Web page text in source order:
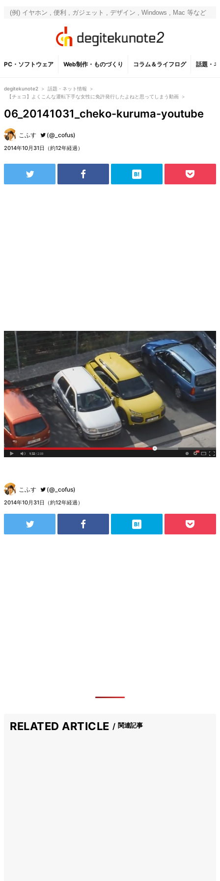
PC・ソフトウェア Web制作・ものづくり コラム＆ライフログ 話題・
degitekunote2 > 話題・ネット情報
>
【チェコ】よくこんな運転下手な女性に免許発行したよねと思ってしまう動画 >
06_20141031_cheko-kuruma-youtube
こふす (@_cofus)
2014年10月31日（約12年経過）
こふす (@_cofus)
2014年10月31日（約12年経過）
RELATED ARTICLE 関連記事